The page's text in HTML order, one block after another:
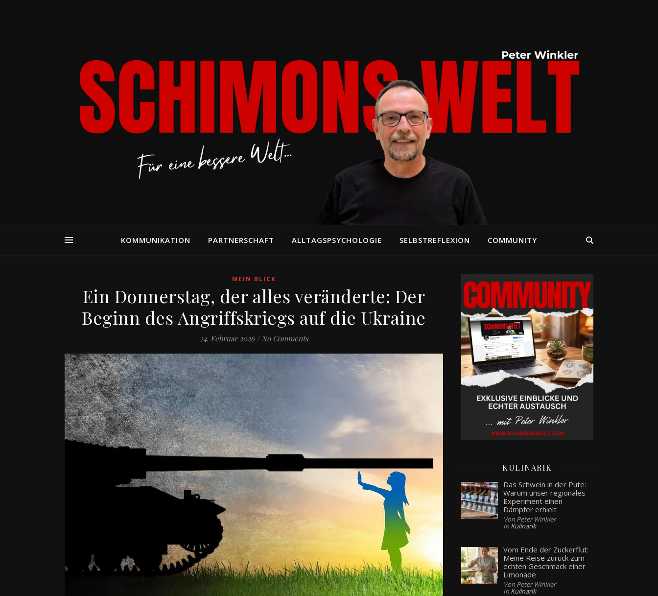
KOMMUNIKATION PARTNERSCHAFT ALLTAGSPSYCHOLOGIE SELBSTREFLEXION COMMUNITY
MEIN BLICK
Ein Donnerstag, der alles veränderte: Der
Beginn des Angriffskriegs auf die Ukraine
24. Februar 2026 / No Comments
KULINARIK
Das Schwein in der Pute:
Warum unser regionales
Experiment einen
Dämpfer erhielt
Von Peter Winkler
In Kulinarik
Vom Ende der Zuckerflut:
Meine Reise zurück zum
echten Geschmack einer
Limonade
Von Peter Winkler
In Kulinarik